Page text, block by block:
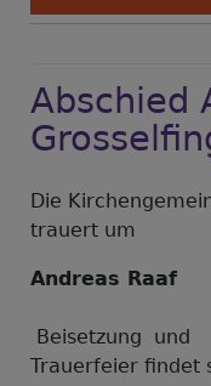
Abschied
Die
trauert um
Andreas Raaf
Beisetzung und
Trauerfeier findet